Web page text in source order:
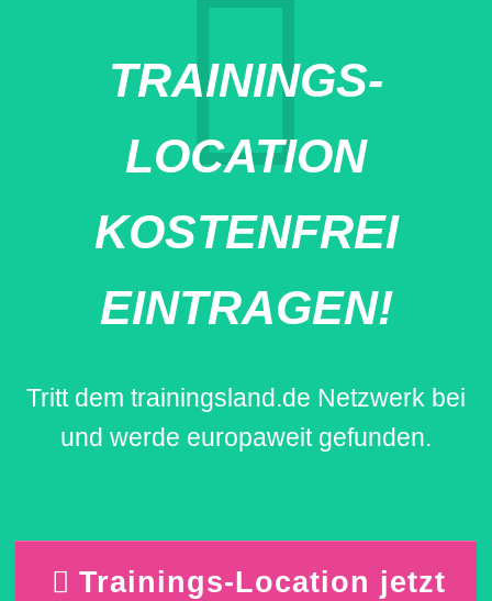
TRAININGS-
LOCATION
KOSTENFREI
EINTRAGEN!
Tritt dem trainingsland.de Netzwerk bei
und werde europaweit gefunden.
Trainings-Location jetzt